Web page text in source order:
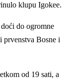
klupu Igokee.
do ogromne
prvenstva Bosne i
od 19 sati, a